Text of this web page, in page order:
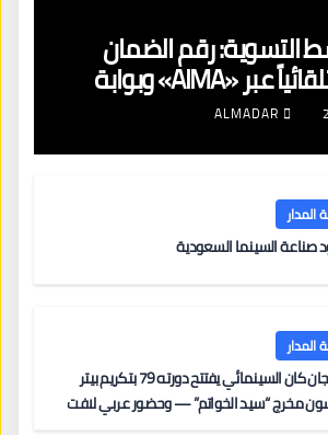
التسوية: رقم الضمان
الاجتماعي تلقائياً عبر «AIMA» وبوابة
الإقامات
ALMADAR
السينما السعودية
مهرجان كان السينمائي يفتتح دورته 79 بتكريم بيتر
مخرج “سيد الخواتم” — وحضور عربي لافت